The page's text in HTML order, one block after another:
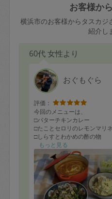
お客様か
横浜市のお客様からタスカ
紹介し
60代 女性より
おぐもぐら
評価：
今回のメニューは、
□バターチキンカレー
□たことセロリのレモンマリネ
□しらすとわかめの酢の物
□蓮根のはさみ焼き
□きのこと豆腐の胡麻リーフ
□胡麻ドレッシング
□豚肉と小松菜の卵炒め
□ぶりと野菜の南蛮漬け
□ポテトサラダ
□千切りレタス
もっと見る